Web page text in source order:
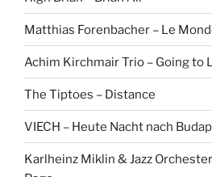
Matthias Forenbacher – Le
Achim Kirchmair Trio – Going to
The Tiptoes – Distance
VIECH – Heute Nacht nach
Karlheinz Miklin & Jazz